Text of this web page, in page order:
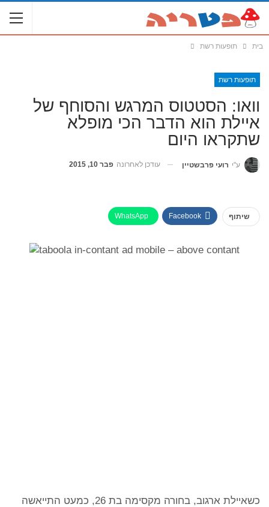
בית תופעות רשת
תופעות רשת
וואו: הסטטוס המרגש והסוחף של
איילת הוא הדבר הכי מופלא
שתקראו היום
ע"י רועי פרבשטיין עודכן לאחרונה פבר 10, 2015
שיתוף Facebook
WhatsApp
כשאיילת ארגוב, בחורה מקסימה בת 26, כמעט התייאשה